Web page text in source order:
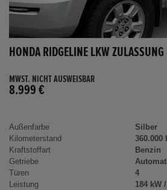
HONDA RIDGELINE LKW ZULASSUNG
MWST. NICHT AUSWEISBAR
8.999 €
Außenfarbe
Silber
Kilometerstand
360.000
Kraftstoffart
Benzin
Getriebe
Türen
4
Leistung
184 kW